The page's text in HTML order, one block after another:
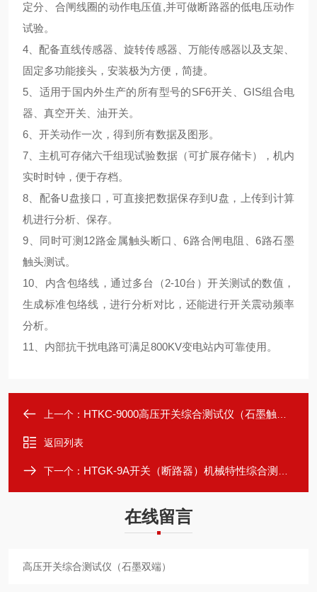
定分、合闸线圈的动作电压值,并可做断路器的低电压动作
试验。
4、配备直线传感器、旋转传感器、万能传感器以及支架、
固定多功能接头，安装极为方便，简捷。
5、适用于国内外生产的所有型号的SF6开关、GIS组合电
器、真空开关、油开关。
6、开关动作一次，得到所有数据及图形。
7、主机可存储六千组现试验数据（可扩展存储卡），机内
实时时钟，便于存档。
8、配备U盘接口，可直接把数据保存到U盘，上传到计算
机进行分析、保存。
9、同时可测12路金属触头断口、6路合闸电阻、6路石墨
触头测试。
10、内含包络线，通过多台（2-10台）开关测试的数值，
生成标准包络线，进行分析对比，还能进行开关震动频率
分析。
11、内部抗干扰电路可满足800KV变电站内可靠使用。
上一个： HTKC-9000高压开关综合测试仪（石墨触头）
返回列表
下一个： HTGK-9A开关（断路器）机械特性综合测试仪
在线留言